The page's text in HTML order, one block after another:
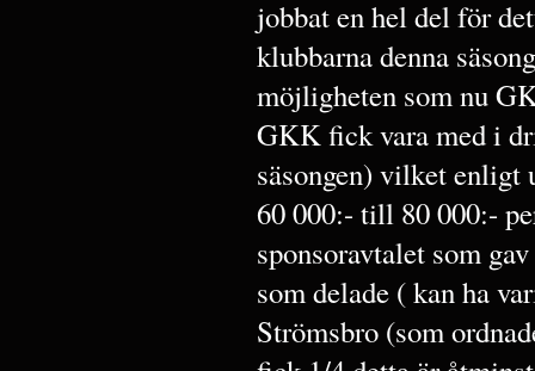
jobbat en hel del för
klubbarna denna
möjligheten som nu
GKK fick vara med i
säsongen) vilket
60 000:- till 80 000:-
sponsoravtalet som
som delade ( kan ha
Strömsbro (som